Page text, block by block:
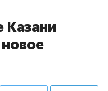
Казани